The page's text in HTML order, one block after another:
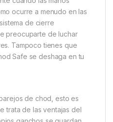
cebos de fondo, no tiene
en zonas previamente
le permite dirigirse
el equipo de Korda
de aparejos chod en su
este exclusivo Chod
fabricado en plástico
Esto no sólo tiene
facilita la sujeción de
cuando las manos